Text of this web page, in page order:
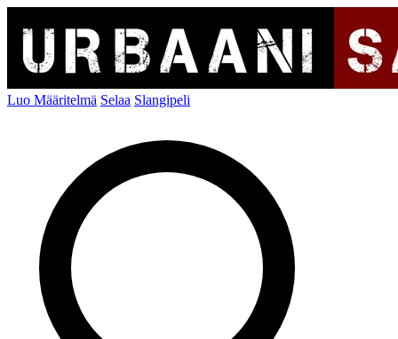
Luo Määritelmä Selaa Slangipeli